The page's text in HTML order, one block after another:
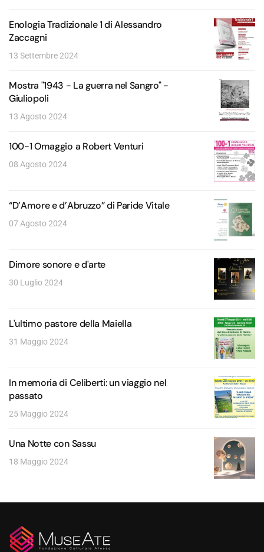
Enologia Tradizionale 1 di Alessandro
Zaccagni
13 Settembre 2024
Mostra "1943 - La guerra nel Sangro" -
Giuliopoli
13 Agosto 2024
100-1 Omaggio a Robert Venturi
08 Agosto 2024
“D’Amore e d’Abruzzo” di Paride Vitale
07 Agosto 2024
Dimore sonore e d'arte
30 Luglio 2024
L'ultimo pastore della Maiella
31 Maggio 2024
In memoria di Celiberti: un viaggio nel
passato
25 Maggio 2024
Una Notte con Sassu
18 Maggio 2024